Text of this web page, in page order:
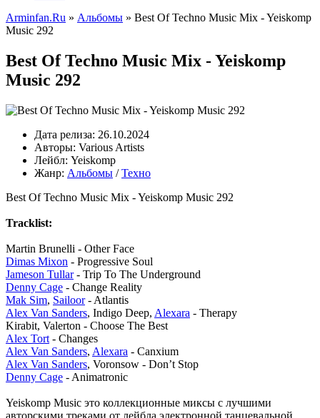
Arminfan.Ru » Альбомы » Best Of Techno Music Mix - Yeiskomp
Music 292
Best Of Techno Music Mix - Yeiskomp
Music 292
Дата релиза: 26.10.2024
Авторы: Various Artists
Лейбл: Yeiskomp
Жанр: Альбомы /Техно
Best Of Techno Music Mix - Yeiskomp Music 292
Tracklist:
Martin Brunelli - Other Face
Dimas Mixon - Progressive Soul
Jameson Tullar- Trip To The Underground
Denny Cage - Change Reality
Mak Sim, Sailoor- Atlantis
Alex Van Sanders, Indigo Deep, Alexara - Therapy
Kirabit, Valerton - Choose The Best
Alex Tort - Changes
Alex Van Sanders, Alexara - Canxium
Alex Van Sanders, Voronsow - Don’t Stop
Denny Cage - Animatronic
Yeiskomp Music это коллекционные миксы с лучшими
авторскими треками от лейбла электронной танцевальной